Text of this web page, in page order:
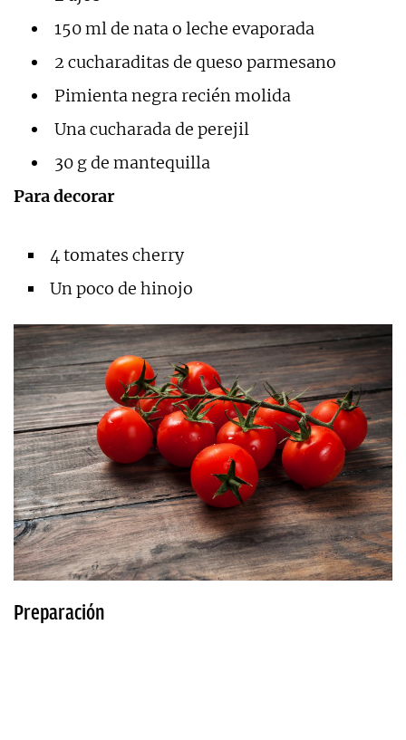
150 ml de nata o leche evaporada
2 cucharaditas de queso parmesano
Pimienta negra recién molida
Una cucharada de perejil
30 g de mantequilla
Para decorar
4 tomates cherry
Un poco de hinojo
Preparación